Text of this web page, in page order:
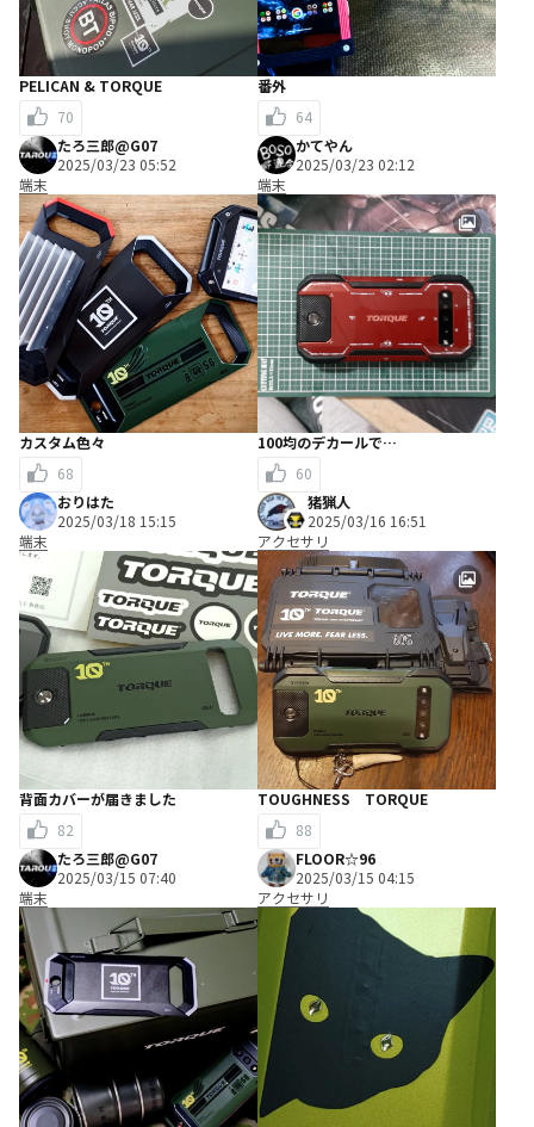
PELICAN & TORQUE
70
番外
64
たろ三郎@G07
2025/03/23 05:52
端末
カスタム色々
68
かてやん
2025/03/23 02:12
端末
100均のデカールで…
60
おりはた
2025/03/18 15:15
端末
背面カバーが届きました
82
猪猟人
2025/03/16 16:51
アクセサリ
TOUGHNESS TORQUE
88
たろ三郎@G07
2025/03/15 07:40
端末
FLOOR☆96
2025/03/15 04:15
アクセサリ